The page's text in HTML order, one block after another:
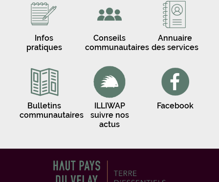
Infos
pratiques
Conseils
communautaires
Annuaire
des services
Bulletins
communautaires
ILLIWAP
suivre nos
actus
Facebook